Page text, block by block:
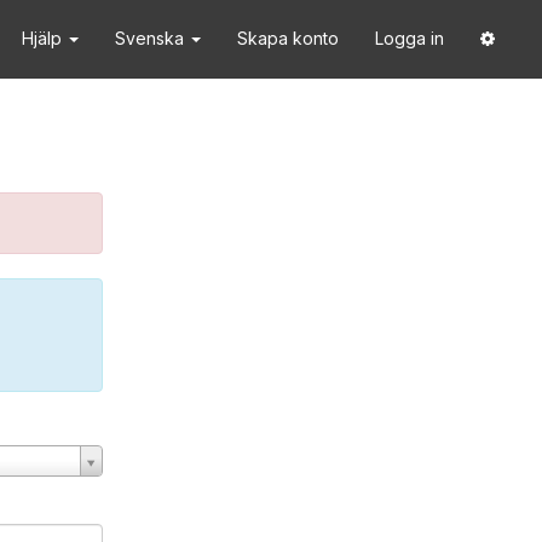
Hjälp Svenska Skapa konto Logga in